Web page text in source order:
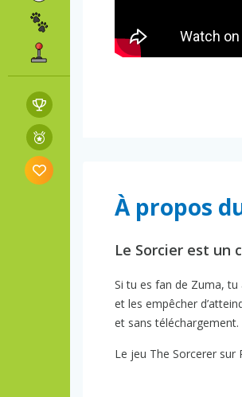
À propos
Le Sorcier est un
Si tu es fan de Zuma,
et les empêcher
et sans téléchargement.
Le jeu The Sorcerer sur